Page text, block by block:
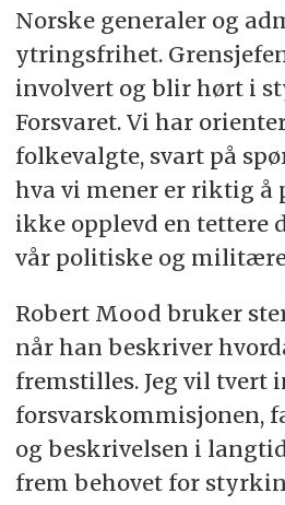
Norske generaler og
ytringsfrihet.
involvert og blir hørt i
Forsvaret. Vi har
folkevalgte, svart på
hva vi mener er riktig å
ikke opplevd en tettere
vår politiske og militære
Robert Mood bruker
når han beskriver
fremstilles. Jeg vil tvert
forsvarskommisjonen,
og beskrivelsen i
frem behovet for